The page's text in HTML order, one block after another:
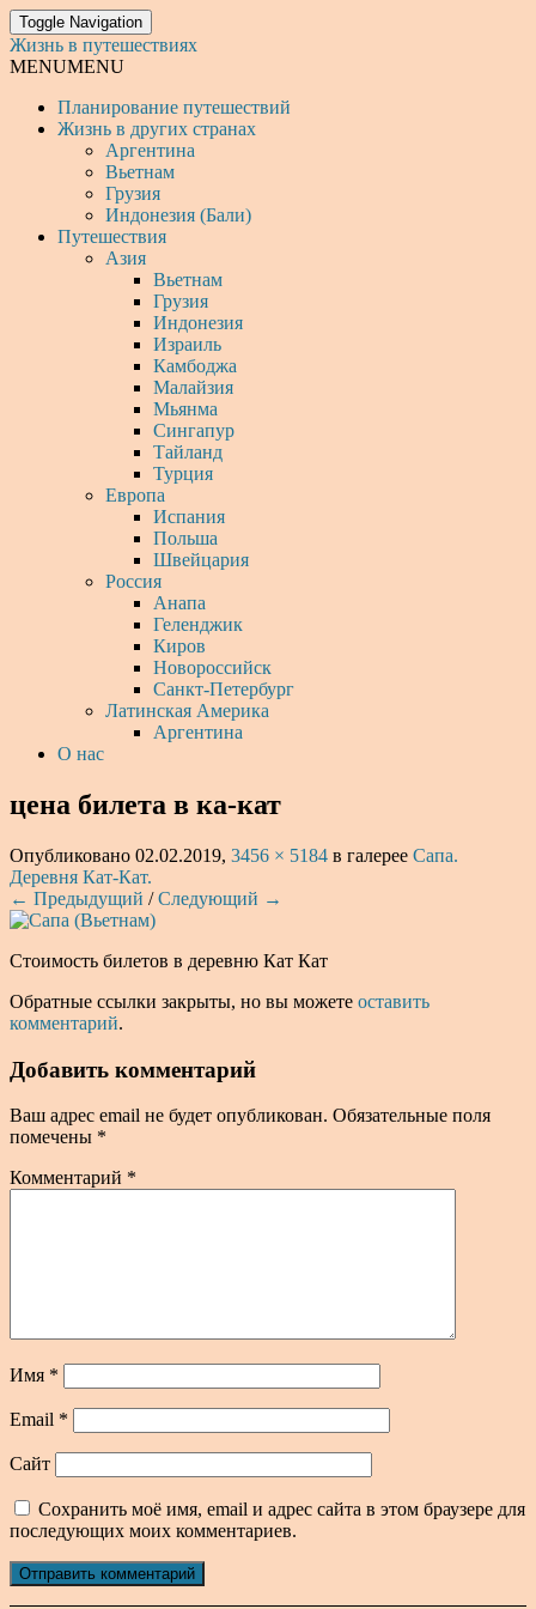
Toggle Navigation
Жизнь в путешествиях
MENUMENU
Планирование путешествий
Жизнь в других странах
Аргентина
Вьетнам
Грузия
Индонезия (Бали)
Путешествия
Азия
Вьетнам
Грузия
Индонезия
Израиль
Камбоджа
Малайзия
Мьянма
Сингапур
Тайланд
Турция
Европа
Испания
Польша
Швейцария
Россия
Анапа
Геленджик
Киров
Новороссийск
Санкт-Петербург
Латинская Америка
Аргентина
О нас
цена билета в ка-кат
Опубликовано 02.02.2019, 3456 × 5184 в галерее Сапа.
Деревня Кат-Кат.
← Предыдущий /Следующий →
Стоимость билетов в деревню Кат Кат
Обратные ссылки закрыты, но вы можете оставить
комментарий.
Добавить комментарий
Ваш адрес email не будет опубликован. Обязательные поля
помечены *
Комментарий *
Имя *
Email *
Сайт
Сохранить моё имя, email и адрес сайта в этом браузере для
последующих моих комментариев.